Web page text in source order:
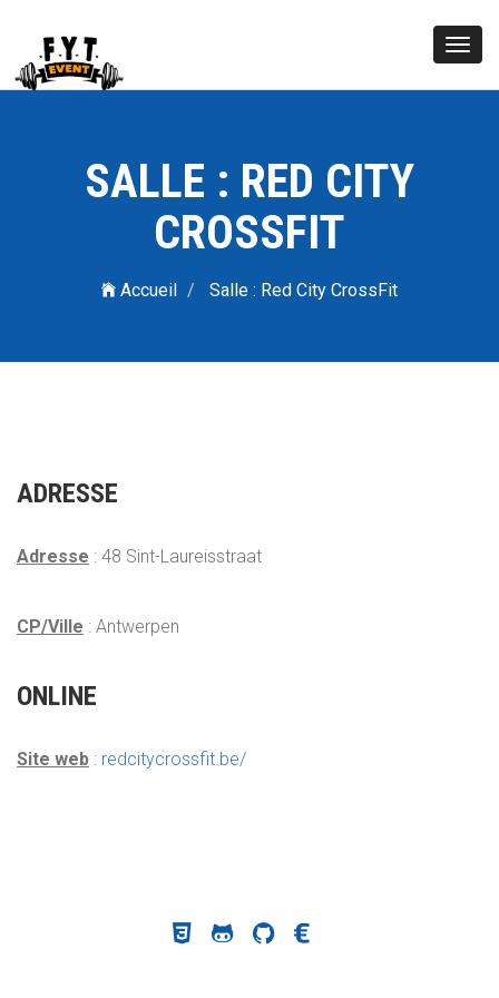
SALLE : RED CITY
CROSSFIT
Accueil Salle : Red City CrossFit
ADRESSE
Adresse : 48 Sint-Laureisstraat
CP/Ville : Antwerpen
ONLINE
Site web : redcitycrossfit.be/